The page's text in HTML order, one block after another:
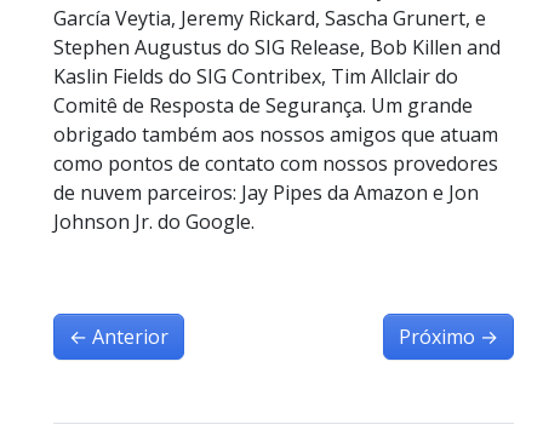
García Veytia, Jeremy Rickard, Sascha Grunert, e
Stephen Augustus do SIG Release, Bob Killen and
Kaslin Fields do SIG Contribex, Tim Allclair do
Comitê de Resposta de Segurança. Um grande
obrigado também aos nossos amigos que atuam
como pontos de contato com nossos provedores
de nuvem parceiros: Jay Pipes da Amazon e Jon
Johnson Jr. do Google.
← Anterior Próximo →